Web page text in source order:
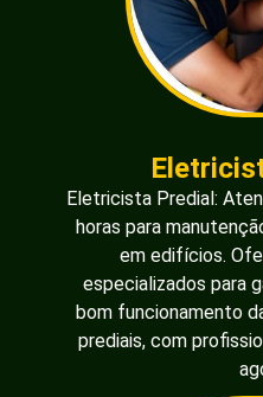
Eletricista Predial:
horas para
em edifícios.
especializados para
bom funcionamento
prediais, com